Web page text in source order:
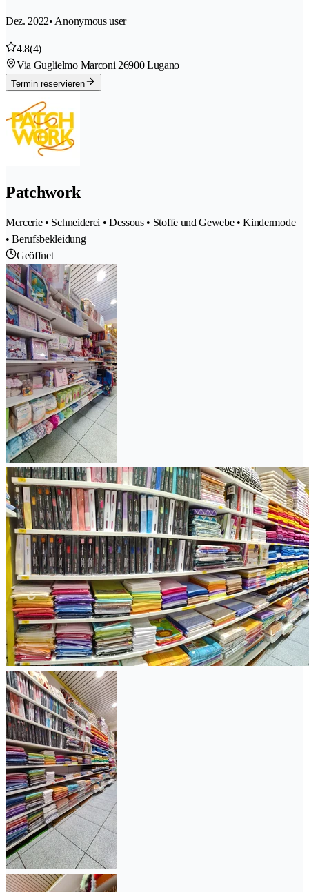
Dez. 2022• Anonymous user
4.8(4)
Via Guglielmo Marconi 26900 Lugano
Termin reservieren
Patchwork
Mercerie • Schneiderei • Dessous • Stoffe und Gewebe • Kindermode
• Berufsbekleidung
Geöffnet